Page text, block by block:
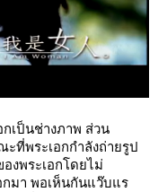
กเป็นช่างภาพ ส่วน
ที่พระเอกกำลังถ่ายรูป
งพระเอกโดยไม่
กมา พอเห็นกันแว๊บแร